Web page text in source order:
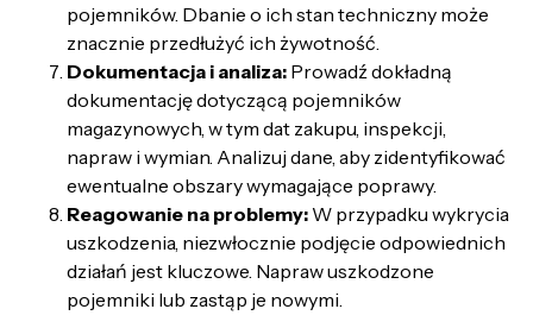
pojemników. Dbanie o ich stan techniczny może
znacznie przedłużyć ich żywotność.
Dokumentacja i analiza: Prowadź dokładną
dokumentację dotyczącą pojemników
magazynowych, w tym dat zakupu, inspekcji,
napraw i wymian. Analizuj dane, aby zidentyfikować
ewentualne obszary wymagające poprawy.
Reagowanie na problemy: W przypadku wykrycia
uszkodzenia, niezwłocznie podjęcie odpowiednich
działań jest kluczowe. Napraw uszkodzone
pojemniki lub zastąp je nowymi.